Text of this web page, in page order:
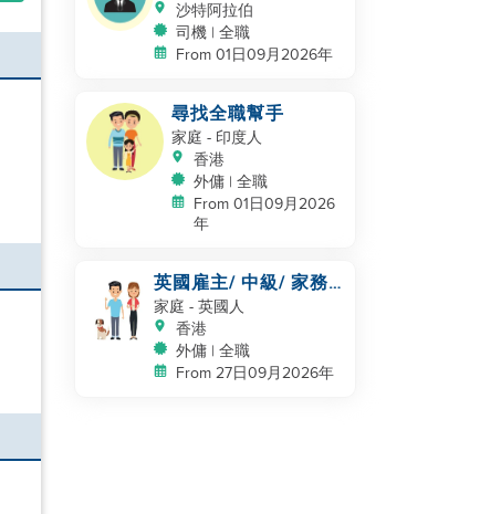
員會經驗
沙特阿拉伯
司機 | 全職
From 01日09月2026年
尋找全職幫手
家庭 - 印度人
香港
外傭 | 全職
From 01日09月2026
年
英國雇主/ 中級/ 家務
及照顧一隻狗
家庭 - 英國人
香港
外傭 | 全職
From 27日09月2026年